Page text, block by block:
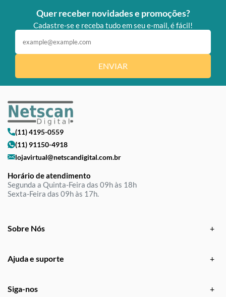
Quer receber novidades e promoções?
Cadastre-se e receba tudo em seu e-mail, é fácil!
ENVIAR
(11) 4195-0559
(11) 91150-4918
lojavirtual@netscandigital.com.br
Horário de atendimento
Segunda a Quinta-Feira das 09h às 18h
Sexta-Feira das 09h às 17h.
Sobre Nós
Ajuda e suporte
Siga-nos